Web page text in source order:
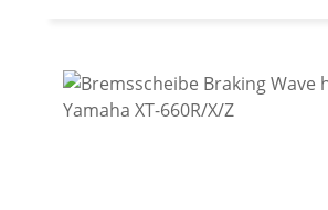
Sicherungsstifte · 2 Splinte Passend für: ·
Yamaha XT-660Z Tenere 2008 -
Yamaha XT-660ZA Tenere